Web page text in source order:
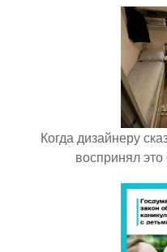
Когда дизайнеру
воспринял